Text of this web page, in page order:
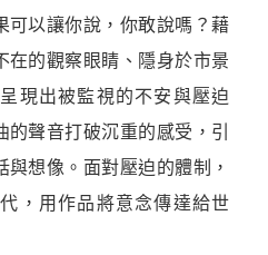
可以讓你說，你敢說嗎？藉
在的觀察眼睛、隱身於市景
現出被監視的不安與壓迫
聲音打破沉重的感受，引
想像。面對壓迫的體制，
，用作品將意念傳達給世